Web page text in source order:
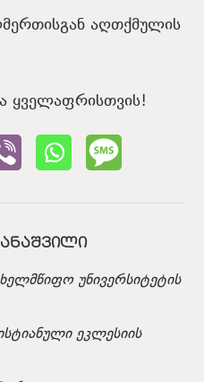
აღთქმულის
ყველაფრისთვის!
უნივერსიტეტის
ეკლესიის